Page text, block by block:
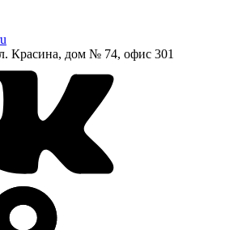
Красина, дом № 74, офис 301